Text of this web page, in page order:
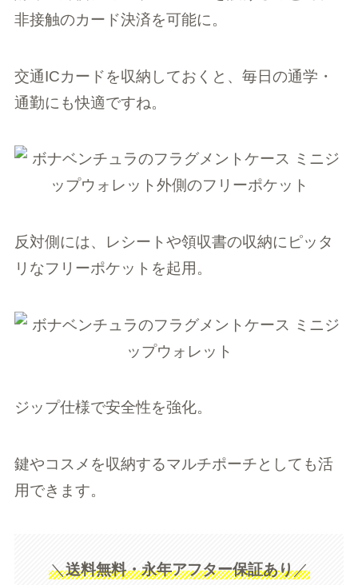
非接触のカード決済を可能に。
交通ICカードを収納しておくと、毎日の通学・
通勤にも快適ですね。
反対側には、レシートや領収書の収納にピッタ
リなフリーポケットを起用。
ジップ仕様で安全性を強化。
鍵やコスメを収納するマルチポーチとしても活
用できます。
＼送料無料・永年アフター保証あり／